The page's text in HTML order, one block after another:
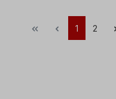
1 2